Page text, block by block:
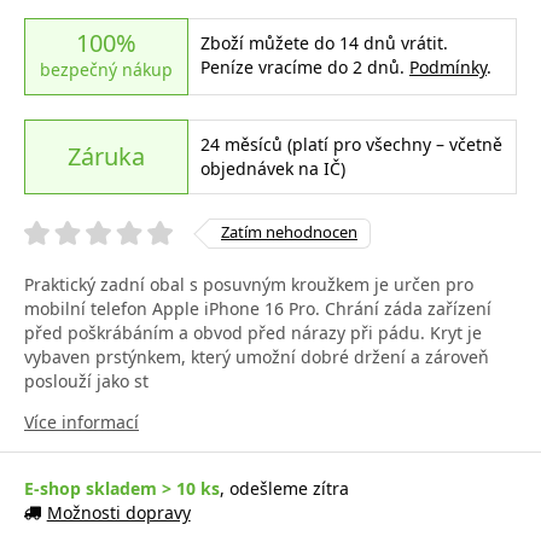
100%
bezpečný nákup
Zboží můžete do 14 dnů vrátit.
Peníze vracíme do 2 dnů. Podmínky.
Záruka
24 měsíců (platí pro všechny – včetně
objednávek na IČ)
Zatím nehodnocen
Praktický zadní obal s posuvným kroužkem je určen pro
mobilní telefon Apple iPhone 16 Pro. Chrání záda zařízení
před poškrábáním a obvod před nárazy při pádu. Kryt je
vybaven prstýnkem, který umožní dobré držení a zároveň
poslouží jako st
Více informací
E-shop skladem > 10 ks, odešleme zítra
Možnosti dopravy